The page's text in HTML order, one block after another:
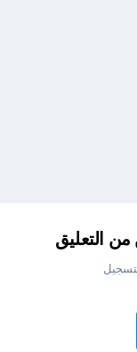
التعليق